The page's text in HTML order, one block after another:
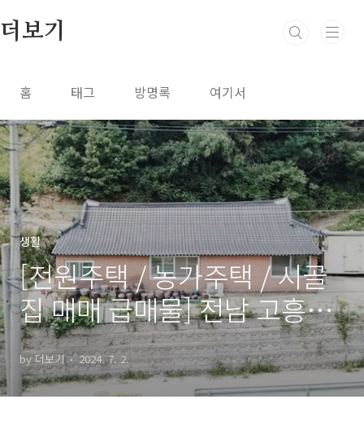
더보기
홈 태그 방명록 여기서
생활
[전원주택 / 농가주택 / 시골
집 매매 급매물] 전남 고흥군
금산면 어전리 / 무안군 청계
면 사마리, 충남 서산시 음암
면, 충북 제천시 수산면, 전북
by 더보기 2024. 7. 2.